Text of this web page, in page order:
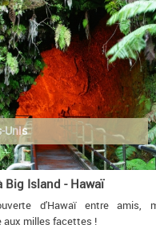
Unis
Big Island - Hawaï
d'Hawaï entre amis,
aux milles facettes !